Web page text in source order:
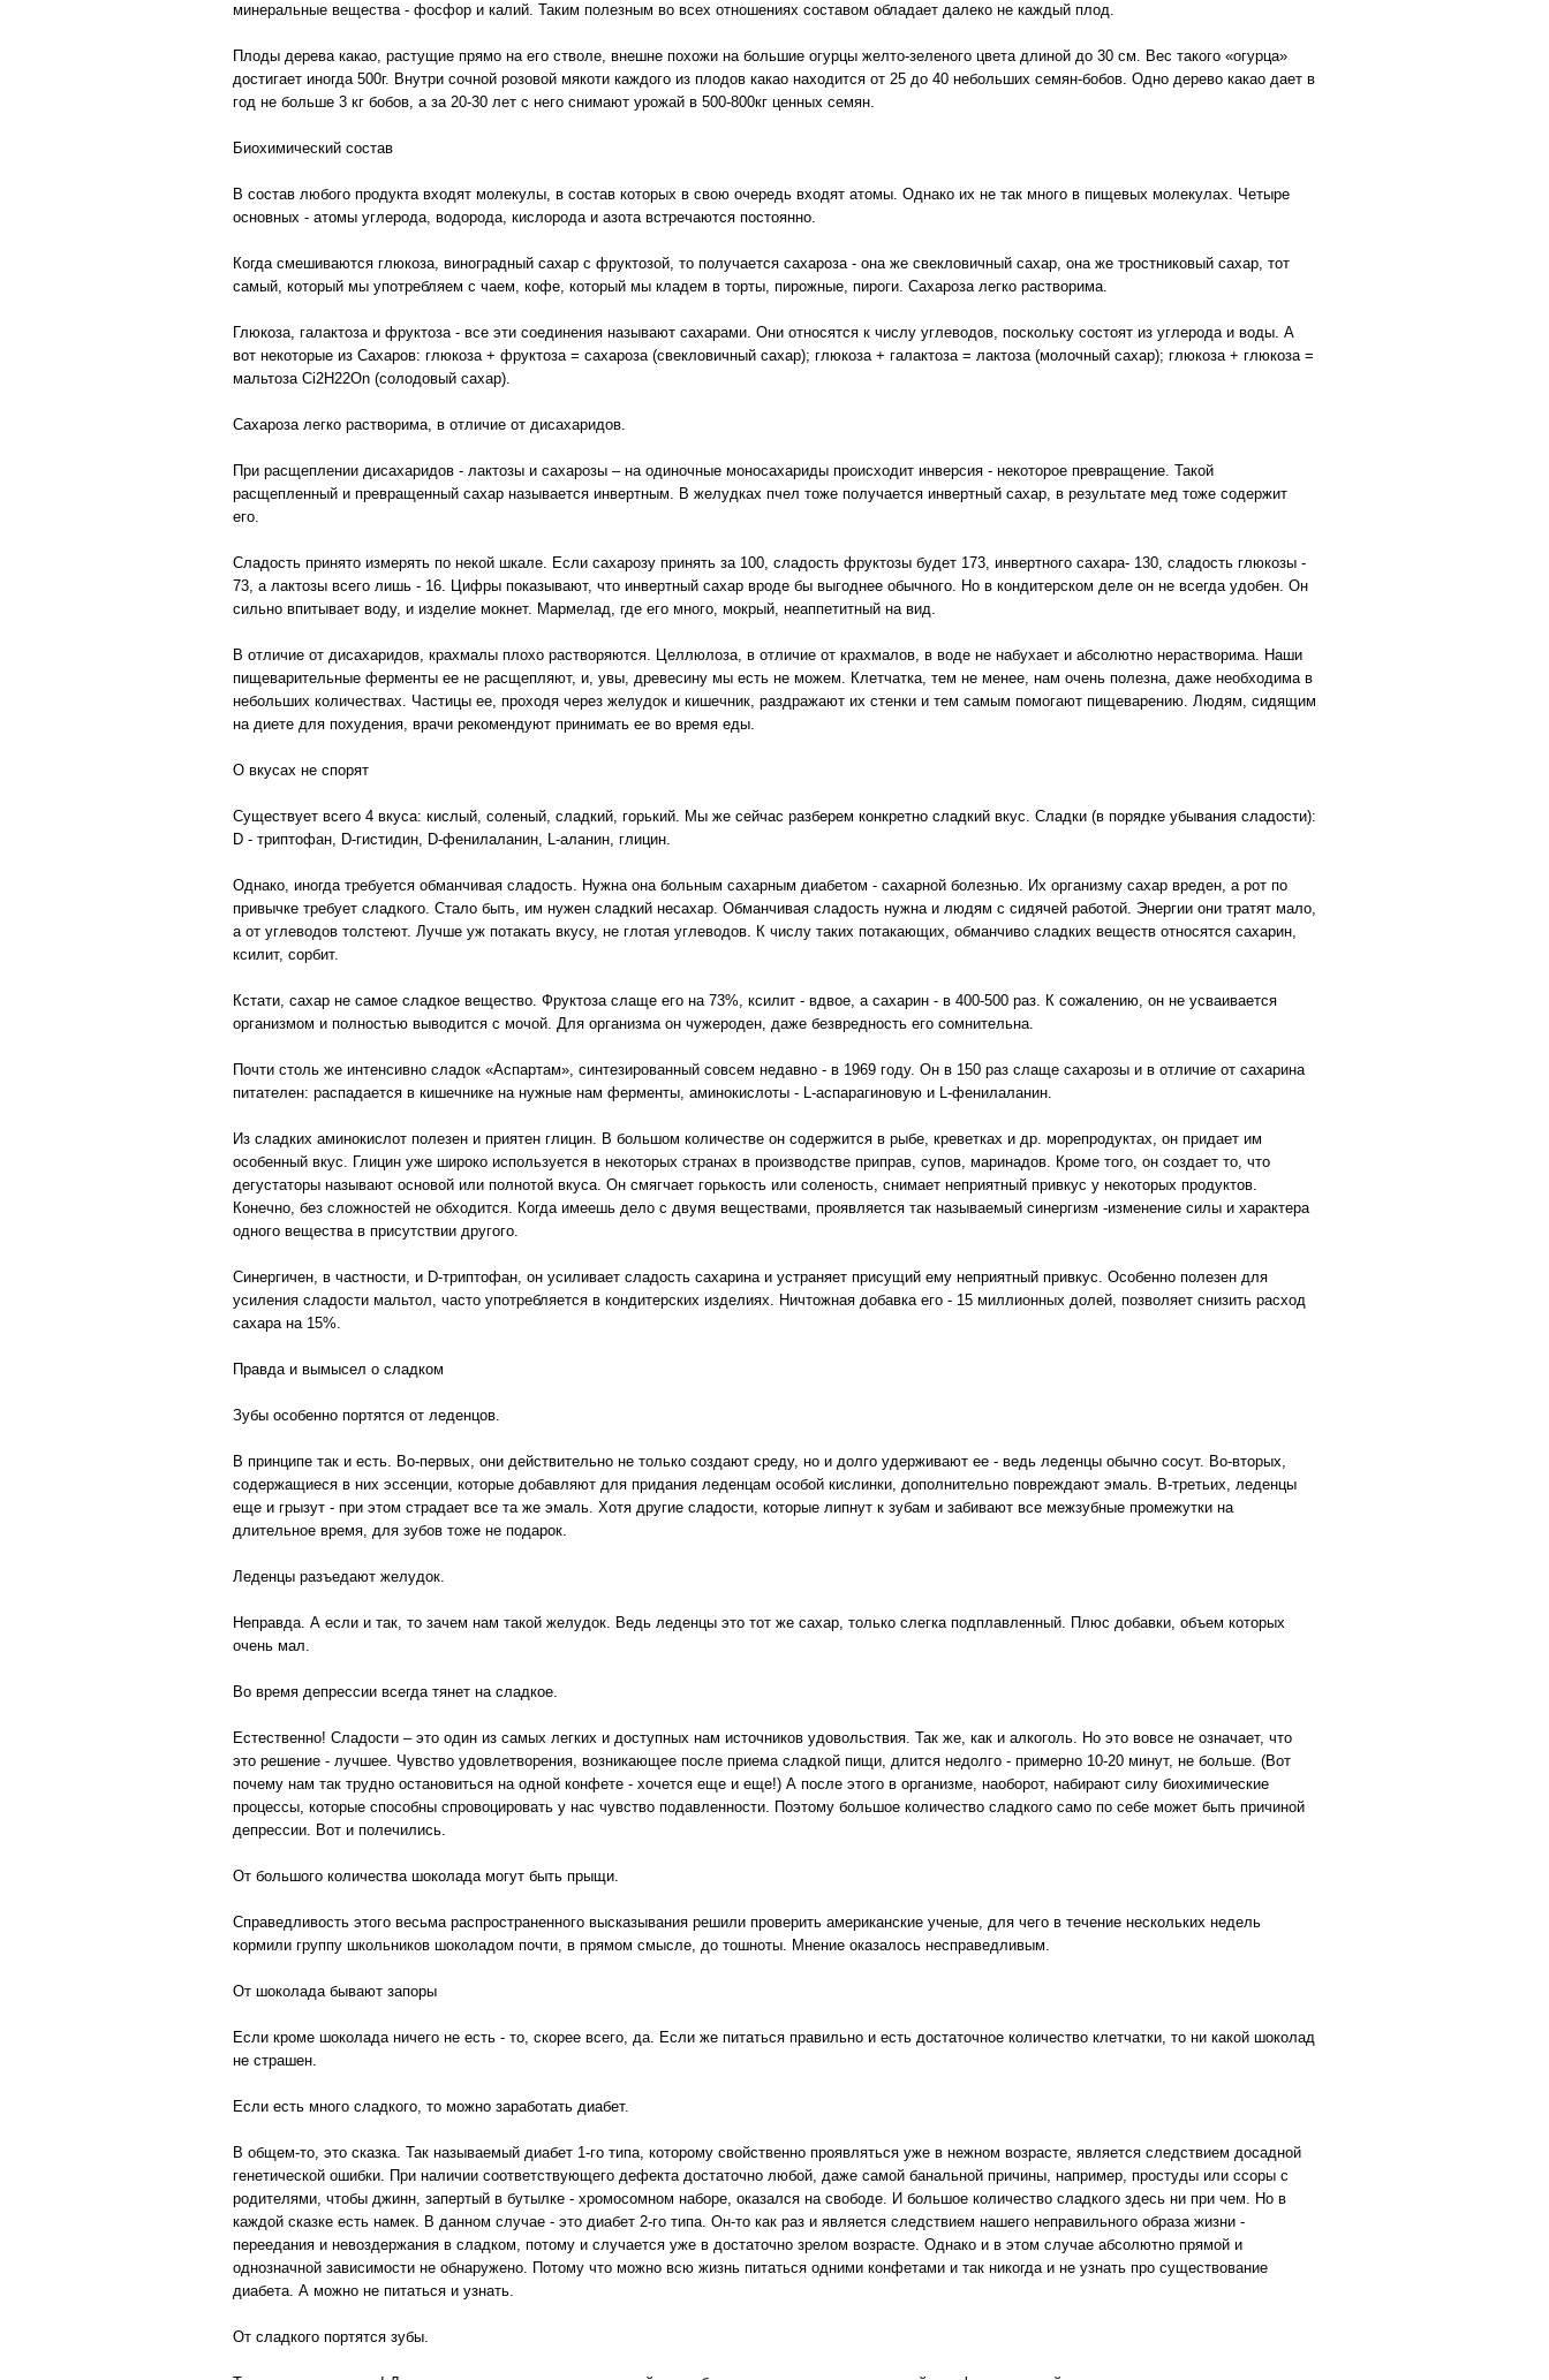
минеральные вещества - фосфор и калий. Таким полезным во всех отношениях составом обладает далеко не каждый плод.
Плоды дерева какао, растущие прямо на его стволе, внешне похожи на большие огурцы желто-зеленого цвета длиной до 30 см. Вес такого «огурца»
достигает иногда 500г. Внутри сочной розовой мякоти каждого из плодов какао находится от 25 до 40 небольших семян-бобов. Одно дерево какао дает в
год не больше 3 кг бобов, а за 20-30 лет с него снимают урожай в 500-800кг ценных семян.
Биохимический состав
В состав любого продукта входят молекулы, в состав которых в свою очередь входят атомы. Однако их не так много в пищевых молекулах. Четыре
основных - атомы углерода, водорода, кислорода и азота встречаются постоянно.
Когда смешиваются глюкоза, виноградный сахар с фруктозой, то получается сахароза - она же свекловичный сахар, она же тростниковый сахар, тот
самый, который мы употребляем с чаем, кофе, который мы кладем в торты, пирожные, пироги. Сахароза легко растворима.
Глюкоза, галактоза и фруктоза - все эти соединения называют сахарами. Они относятся к числу углеводов, поскольку состоят из углерода и воды. А
вот некоторые из Сахаров: глюкоза + фруктоза = сахароза (свекловичный сахар); глюкоза + галактоза = лактоза (молочный сахар); глюкоза + глюкоза =
мальтоза Ci2H22On (солодовый сахар).
Сахароза легко растворима, в отличие от дисахаридов.
При расщеплении дисахаридов - лактозы и сахарозы – на одиночные моносахариды происходит инверсия - некоторое превращение. Такой
расщепленный и превращенный сахар называется инвертным. В желудках пчел тоже получается инвертный сахар, в результате мед тоже содержит
его.
Сладость принято измерять по некой шкале. Если сахарозу принять за 100, сладость фруктозы будет 173, инвертного сахара- 130, сладость глюкозы -
73, а лактозы всего лишь - 16. Цифры показывают, что инвертный сахар вроде бы выгоднее обычного. Но в кондитерском деле он не всегда удобен. Он
сильно впитывает воду, и изделие мокнет. Мармелад, где его много, мокрый, неаппетитный на вид.
В отличие от дисахаридов, крахмалы плохо растворяются. Целлюлоза, в отличие от крахмалов, в воде не набухает и абсолютно нерастворима. Наши
пищеварительные ферменты ее не расщепляют, и, увы, древесину мы есть не можем. Клетчатка, тем не менее, нам очень полезна, даже необходима в
небольших количествах. Частицы ее, проходя через желудок и кишечник, раздражают их стенки и тем самым помогают пищеварению. Людям, сидящим
на диете для похудения, врачи рекомендуют принимать ее во время еды.
О вкусах не спорят
Существует всего 4 вкуса: кислый, соленый, сладкий, горький. Мы же сейчас разберем конкретно сладкий вкус. Сладки (в порядке убывания сладости):
D - триптофан, D-гистидин, D-фенилаланин, L-аланин, глицин.
Однако, иногда требуется обманчивая сладость. Нужна она больным сахарным диабетом - сахарной болезнью. Их организму сахар вреден, а рот по
привычке требует сладкого. Стало быть, им нужен сладкий несахар. Обманчивая сладость нужна и людям с сидячей работой. Энергии они тратят мало,
а от углеводов толстеют. Лучше уж потакать вкусу, не глотая углеводов. К числу таких потакающих, обманчиво сладких веществ относятся сахарин,
ксилит, сорбит.
Кстати, сахар не самое сладкое вещество. Фруктоза слаще его на 73%, ксилит - вдвое, а сахарин - в 400-500 раз. К сожалению, он не усваивается
организмом и полностью выводится с мочой. Для организма он чужероден, даже безвредность его сомнительна.
Почти столь же интенсивно сладок «Аспартам», синтезированный совсем недавно - в 1969 году. Он в 150 раз слаще сахарозы и в отличие от сахарина
питателен: распадается в кишечнике на нужные нам ферменты, аминокислоты - L-аспарагиновую и L-фенилаланин.
Из сладких аминокислот полезен и приятен глицин. В большом количестве он содержится в рыбе, креветках и др. морепродуктах, он придает им
особенный вкус. Глицин уже широко используется в некоторых странах в производстве приправ, супов, маринадов. Кроме того, он создает то, что
дегустаторы называют основой или полнотой вкуса. Он смягчает горькость или соленость, снимает неприятный привкус у некоторых продуктов.
Конечно, без сложностей не обходится. Когда имеешь дело с двумя веществами, проявляется так называемый синергизм -изменение силы и характера
одного вещества в присутствии другого.
Синергичен, в частности, и D-триптофан, он усиливает сладость сахарина и устраняет присущий ему неприятный привкус. Особенно полезен для
усиления сладости мальтол, часто употребляется в кондитерских изделиях. Ничтожная добавка его - 15 миллионных долей, позволяет снизить расход
сахара на 15%.
Правда и вымысел о сладком
Зубы особенно портятся от леденцов.
В принципе так и есть. Во-первых, они действительно не только создают среду, но и долго удерживают ее - ведь леденцы обычно сосут. Во-вторых,
содержащиеся в них эссенции, которые добавляют для придания леденцам особой кислинки, дополнительно повреждают эмаль. В-третьих, леденцы
еще и грызут - при этом страдает все та же эмаль. Хотя другие сладости, которые липнут к зубам и забивают все межзубные промежутки на
длительное время, для зубов тоже не подарок.
Леденцы разъедают желудок.
Неправда. А если и так, то зачем нам такой желудок. Ведь леденцы это тот же сахар, только слегка подплавленный. Плюс добавки, объем которых
очень мал.
Во время депрессии всегда тянет на сладкое.
Естественно! Сладости – это один из самых легких и доступных нам источников удовольствия. Так же, как и алкоголь. Но это вовсе не означает, что
это решение - лучшее. Чувство удовлетворения, возникающее после приема сладкой пищи, длится недолго - примерно 10-20 минут, не больше. (Вот
почему нам так трудно остановиться на одной конфете - хочется еще и еще!) А после этого в организме, наоборот, набирают силу биохимические
процессы, которые способны спровоцировать у нас чувство подавленности. Поэтому большое количество сладкого само по себе может быть причиной
депрессии. Вот и полечились.
От большого количества шоколада могут быть прыщи.
Справедливость этого весьма распространенного высказывания решили проверить американские ученые, для чего в течение нескольких недель
кормили группу школьников шоколадом почти, в прямом смысле, до тошноты. Мнение оказалось несправедливым.
От шоколада бывают запоры
Если кроме шоколада ничего не есть - то, скорее всего, да. Если же питаться правильно и есть достаточное количество клетчатки, то ни какой шоколад
не страшен.
Если есть много сладкого, то можно заработать диабет.
В общем-то, это сказка. Так называемый диабет 1-го типа, которому свойственно проявляться уже в нежном возрасте, является следствием досадной
генетической ошибки. При наличии соответствующего дефекта достаточно любой, даже самой банальной причины, например, простуды или ссоры с
родителями, чтобы джинн, запертый в бутылке - хромосомном наборе, оказался на свободе. И большое количество сладкого здесь ни при чем. Но в
каждой сказке есть намек. В данном случае - это диабет 2-го типа. Он-то как раз и является следствием нашего неправильного образа жизни -
переедания и невоздержания в сладком, потому и случается уже в достаточно зрелом возрасте. Однако и в этом случае абсолютно прямой и
однозначной зависимости не обнаружено. Потому что можно всю жизнь питаться одними конфетами и так никогда и не узнать про существование
диабета. А можно не питаться и узнать.
От сладкого портятся зубы.